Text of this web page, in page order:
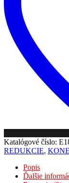
Katalógové číslo:
REDUKCIE,
Popis
Ďalšie